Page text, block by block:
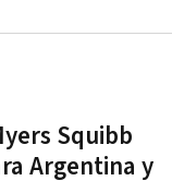
Squibb
Argentina y